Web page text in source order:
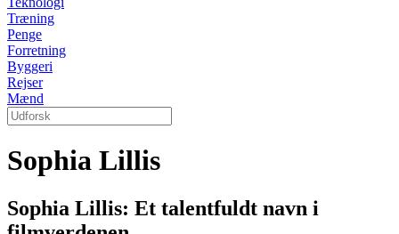
Træning
Penge
Forretning
Byggeri
Rejser
Mænd
Sophia Lillis
Sophia Lillis: Et talentfuldt navn i